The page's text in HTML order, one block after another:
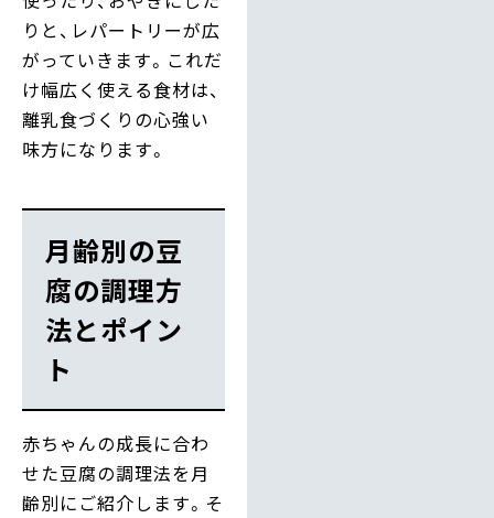
りと、レパートリーが広
がっていきます。これだ
け幅広く使える食材は、
離乳食づくりの心強い
味方になります。
月齢別の豆
腐の調理方
法とポイン
ト
赤ちゃんの成長に合わ
せた豆腐の調理法を月
齢別にご紹介します。そ